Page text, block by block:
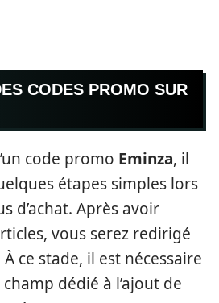
CODES PROMO SUR
code promo Eminza, il
étapes simples lors
d’achat. Après avoir
vous serez redirigé
ce stade, il est nécessaire
dédié à l’ajout de